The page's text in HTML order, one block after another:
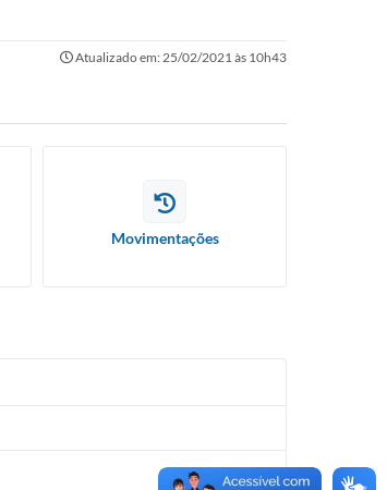
Atualizado em: 25/02/2021 às 10h43
Movimentações